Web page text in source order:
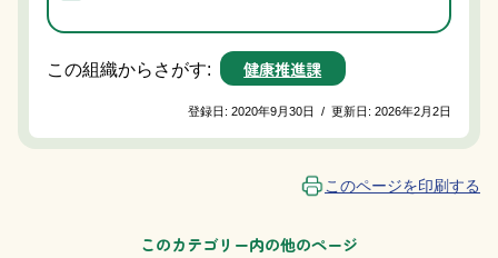
この組織からさがす: 健康推進課
登録日:2020年9月30日 / 更新日:2026年2月2日
このページを印刷する
このカテゴリー内の他のページ